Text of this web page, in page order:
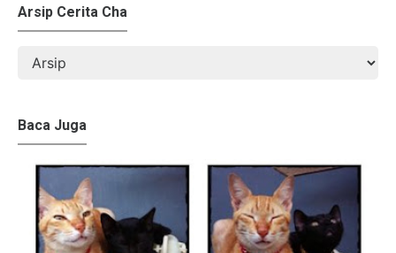
Arsip Cerita Cha
Baca Juga